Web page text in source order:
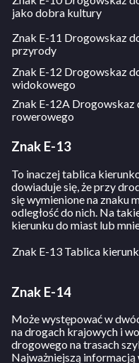
jako dobra kultury
Znak E-11 Drogowskaz
przyrody
Znak E-12 Drogowskaz
widokowego
Znak E-12A Drogowskaz
rowerowego
Znak E-13
To inaczej tablica
dowiaduje się, że przy
się wymienione na znaku
odległość do nich. Na
kierunku do miast lub
Znak E-13 Tablica
Znak E-14
Może występować w
na drogach krajowych i
drogowego na trasach
Najważniejszą